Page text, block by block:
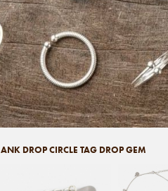
ANK DROP CIRCLE TAG DROP GEM